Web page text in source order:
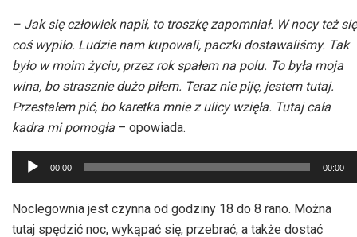
– Jak się człowiek napił, to troszkę zapomniał. W nocy też się
coś wypiło. Ludzie nam kupowali, paczki dostawaliśmy. Tak
było w moim życiu, przez rok spałem na polu. To była moja
wina, bo strasznie dużo piłem. Teraz nie piję, jestem tutaj.
Przestałem pić, bo karetka mnie z ulicy wzięła. Tutaj cała
kadra mi pomogła – opowiada.
Odtwarzacz
plików
dźwiękowych
00:00 00:00
Noclegownia jest czynna od godziny 18 do 8 rano. Można
tutaj spędzić noc, wykąpać się, przebrać, a także dostać